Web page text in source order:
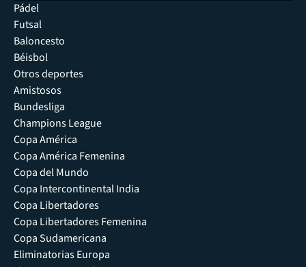
Pádel
Futsal
Baloncesto
Béisbol
Otros deportes
Amistosos
Bundesliga
Champions League
Copa América
Copa América Femenina
Copa del Mundo
Copa Intercontinental India
Copa Libertadores
Copa Libertadores Femenina
Copa Sudamericana
Eliminatorias Europa